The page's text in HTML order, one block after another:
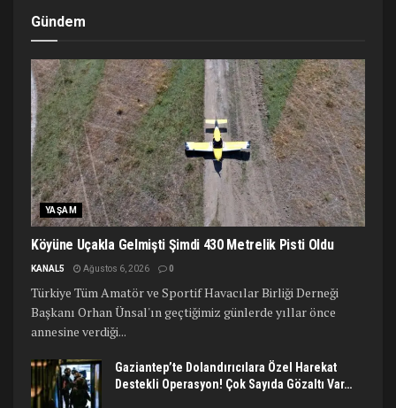
Gündem
YAŞAM
Köyüne Uçakla Gelmişti Şimdi 430 Metrelik Pisti Oldu
KANAL5 Ağustos 6, 2026 0
Türkiye Tüm Amatör ve Sportif Havacılar Birliği Derneği
Başkanı Orhan Ünsal'ın geçtiğimiz günlerde yıllar önce
annesine verdiği...
Gaziantep’te Dolandırıcılara Özel Harekat
Destekli Operasyon! Çok Sayıda Gözaltı Var…